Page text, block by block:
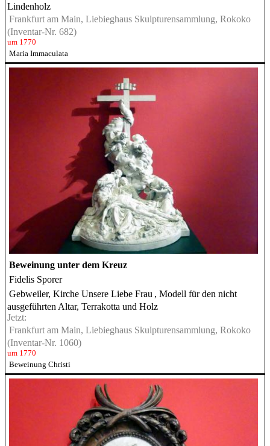
Lindenholz
Frankfurt am Main, Liebieghaus Skulpturensammlung, Rokoko
(Inventar-Nr. 682)
um 1770
Maria Immaculata
Beweinung unter dem Kreuz
Fidelis Sporer
Gebweiler, Kirche Unsere Liebe Frau , Modell für den nicht
ausgeführten Altar, Terrakotta und Holz
Jetzt:
Frankfurt am Main, Liebieghaus Skulpturensammlung, Rokoko
(Inventar-Nr. 1060)
um 1770
Beweinung Christi